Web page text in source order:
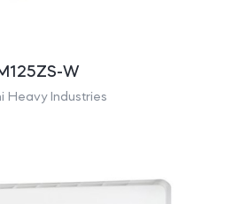
W
Heavy Industries